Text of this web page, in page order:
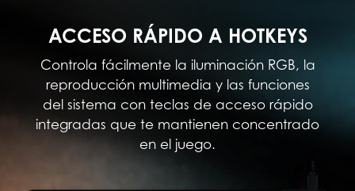
ACCESO RÁPIDO A HOTKEYS
Controla fácilmente la iluminación RGB, la
reproducción multimedia y las funciones
del sistema con teclas de acceso rápido
integradas que te mantienen concentrado
en el juego.